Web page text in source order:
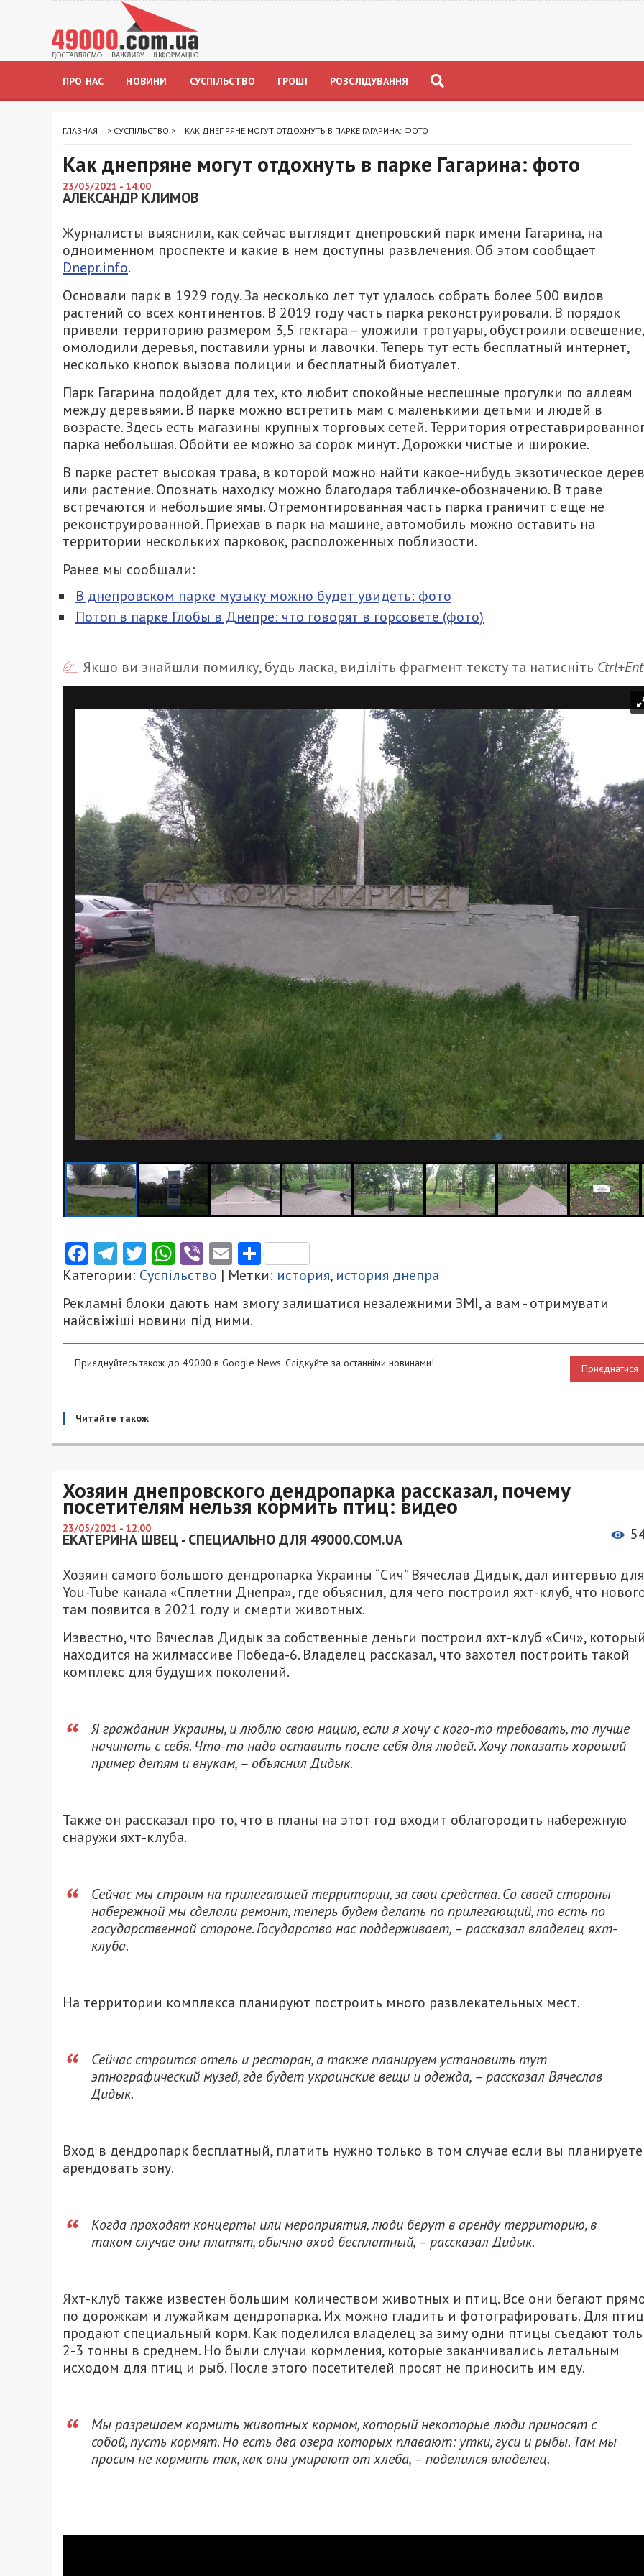
ПРО НАС НОВИНИ СУСПІЛЬСТВО ГРОШІ РОЗСЛІДУВАННЯ
ГЛАВНАЯ > СУСПІЛЬСТВО > КАК ДНЕПРЯНЕ МОГУТ ОТДОХНУТЬ В ПАРКЕ ГАГАРИНА: ФОТО
Как днепряне могут отдохнуть в парке Гагарина: фото
23/05/2021 - 14:00
АЛЕКСАНДР КЛИМОВ
Журналисты выяснили, как сейчас выглядит днепровский парк имени Гагарина, на
одноименном проспекте и какие в нем доступны развлечения. Об этом сообщает
Dnepr.info.
Основали парк в 1929 году. За несколько лет тут удалось собрать более 500 видов
растений со всех континентов. В 2019 году часть парка реконструировали. В порядок
привели территорию размером 3,5 гектара – уложили тротуары, обустроили освещение,
омолодили деревья, поставили урны и лавочки. Теперь тут есть бесплатный интернет,
несколько кнопок вызова полиции и бесплатный биотуалет.
Парк Гагарина подойдет для тех, кто любит спокойные неспешные прогулки по аллеям
между деревьями. В парке можно встретить мам с маленькими детьми и людей в
возрасте. Здесь есть магазины крупных торговых сетей. Территория
парка небольшая. Обойти ее можно за сорок минут. Дорожки чистые и широкие.
В парке растет высокая трава, в которой можно найти какое-нибудь экзотическое
или растение. Опознать находку можно благодаря табличке-обозначению. В траве
встречаются и небольшие ямы. Отремонтированная часть парка граничит с еще не
реконструированной. Приехав в парк на машине, автомобиль можно оставить на
территории нескольких парковок, расположенных поблизости.
Ранее мы сообщали:
В днепровском парке музыку можно будет увидеть: фото
Потоп в парке Глобы в Днепре: что говорят в горсовете (фото)
Якщо ви знайшли помилку, будь ласка, виділіть фрагмент тексту та натисніть
Facebook
Telegram
Twitter
WhatsApp
ViberEmailПоділитися
Категории: Суспільство | Метки: история, история днепра
Рекламні блоки дають нам змогу залишатися незалежними ЗМІ, а вам - отримувати
найсвіжіші новини під ними.
Приєднуйтесь також до 49000 в Google News. Слідкуйте за останніми новинами! Приєднатися
Читайте також
Хозяин днепровского дендропарка рассказал, почему
посетителям нельзя кормить птиц: видео
23/05/2021 - 12:00
ЕКАТЕРИНА ШВЕЦ - СПЕЦИАЛЬНО ДЛЯ 49000.COM.UA
Хозяин самого большого дендропарка Украины “Сич” Вячеслав Дидык, дал интервью для
You-Tube канала «Сплетни Днепра», где объяснил, для чего построил яхт-клуб, что
там появится в 2021 году и смерти животных.
Известно, что Вячеслав Дидык за собственные деньги построил яхт-клуб «Сич»,
находится на жилмассиве Победа-6. Владелец рассказал, что захотел построить такой
комплекс для будущих поколений.
Я гражданин Украины, и люблю свою нацию, если я хочу с кого-то требовать, то лучше
начинать с себя. Что-то надо оставить после себя для людей. Хочу показать хороший
пример детям и внукам, – объяснил Дидык.
Также он рассказал про то, что в планы на этот год входит облагородить набережную
снаружи яхт-клуба.
Сейчас мы строим на прилегающей территории, за свои средства. Со своей стороны
набережной мы сделали ремонт, теперь будем делать по прилегающий, то есть по
государственной стороне. Государство нас поддерживает, – рассказал владелец яхт-
клуба.
На территории комплекса планируют построить много развлекательных мест.
Сейчас строится отель и ресторан, а также планируем установить тут
этнографический музей, где будет украинские вещи и одежда, – рассказал Вячеслав
Дидык.
Вход в дендропарк бесплатный, платить нужно только в том случае если вы планируете
арендовать зону.
Когда проходят концерты или мероприятия, люди берут в аренду территорию, в
таком случае они платят, обычно вход бесплатный, – рассказал Дидык.
Яхт-клуб также известен большим количеством животных и птиц. Все они бегают
по дорожкам и лужайкам дендропарка. Их можно гладить и фотографировать. Для птиц
продают специальный корм. Как поделился владелец за зиму одни птицы съедают
2-3 тонны в среднем. Но были случаи кормления, которые заканчивались летальным
исходом для птиц и рыб. После этого посетителей просят не приносить им еду.
Мы разрешаем кормить животных кормом, который некоторые люди приносят с
собой, пусть кормят. Но есть два озера которых плавают: утки, гуси и рыбы. Там мы
просим не кормить так, как они умирают от хлеба, – поделился владелец.